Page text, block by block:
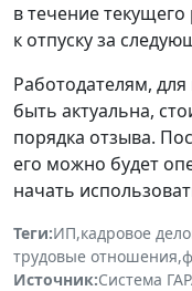
в течение
к отпуску за
Работодателям,
быть актуальна,
порядка отзыва.
его можно будет
начать
Теги:ИП,кадровое
трудовые отношения,
Источник:Система